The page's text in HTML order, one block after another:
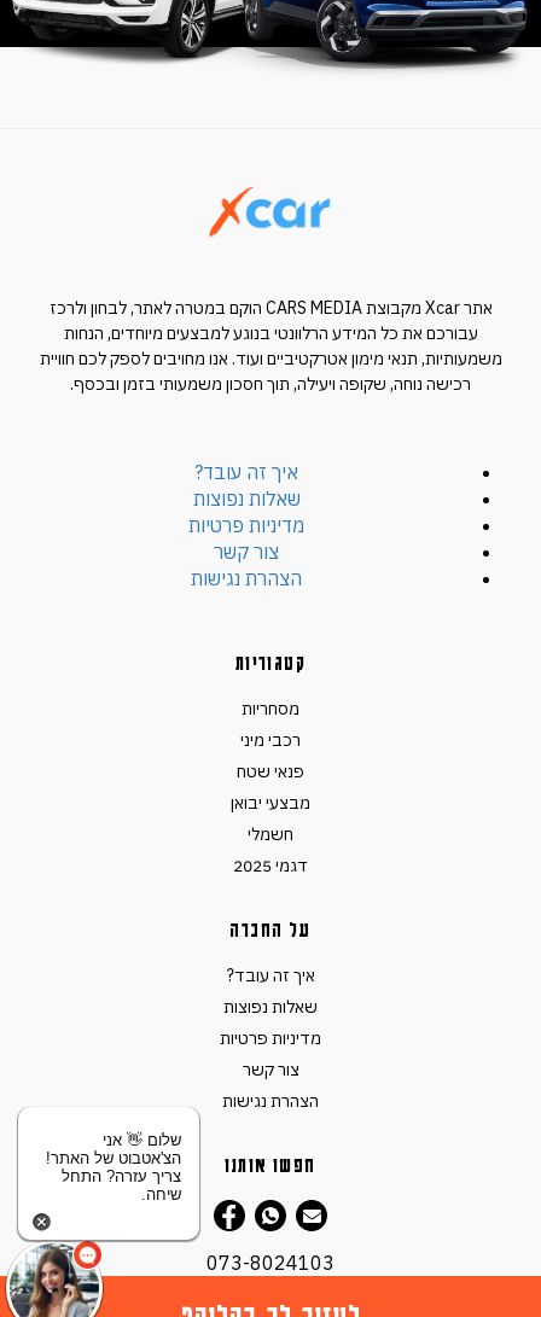
אתר Xcar מקבוצת CARS MEDIA הוקם במטרה לאתר, לבחון ולרכז
עבורכם את כל המידע הרלוונטי בנוגע למבצעים מיוחדים, הנחות
משמעותיות, תנאי מימון אטרקטיביים ועוד. אנו מחויבים לספק לכם חוויית
רכישה נוחה, שקופה ויעילה, תוך חסכון משמעותי בזמן ובכסף.
איך זה עובד?
שאלות נפוצות
מדיניות פרטיות
צור קשר
הצהרת נגישות
קטגוריות
מסחריות
רכבי מיני
פנאי שטח
מבצעי יבואן
חשמלי
דגמי 2025
על החברה
איך זה עובד?
שאלות נפוצות
מדיניות פרטיות
צור קשר
הצהרת נגישות
חפשו אותנו
073-8024103
שלום 👋 אני
הצ'אטבוט של האתר!
צריך עזרה? התחל
שיחה.